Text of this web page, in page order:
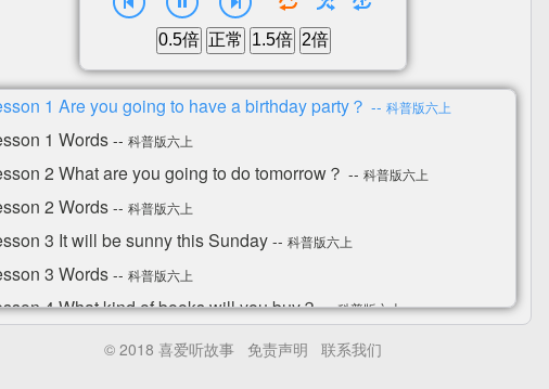
0.5倍 正常 1.5倍 2倍
1 Are you going to have a birthday party？ -- 科普版六上
1 Words -- 科普版六上
2 What are you going to do tomorrow？ -- 科普版六上
2 Words -- 科普版六上
3 It will be sunny this Sunday -- 科普版六上
3 Words -- 科普版六上
4 What kind of books will you buy？--科普版六上
4 Words--科普版六上
© 2018 喜爱听故事 免责声明 联系我们